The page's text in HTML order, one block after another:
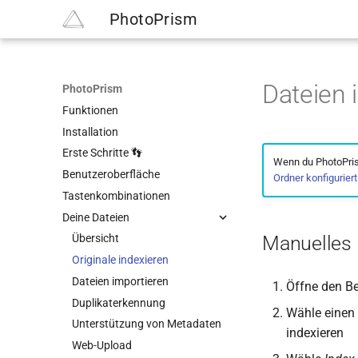
PhotoPrism
PhotoPrism
Funktionen
Installation
Erste Schritte 👣
Benutzeroberfläche
Tastenkombinationen
Deine Dateien
Übersicht
Originale indexieren
Dateien importieren
Duplikaterkennung
Unterstützung von Metadaten
Web-Upload
Dateien
Wenn du
Ordner
Manuelles
Öffne den
Wähle
indexieren